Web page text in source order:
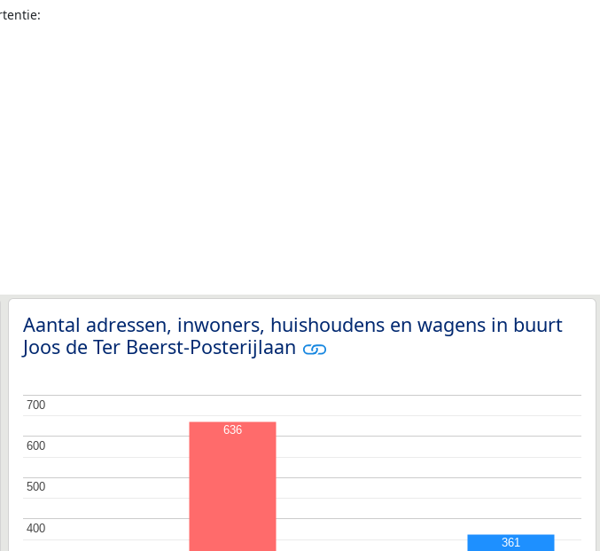
Aantal adressen, inwoners, huishoudens en wagens in buurt
Joos de Ter Beerst-Posterijlaan
400
400
500
500
600
600
700
700
636
361